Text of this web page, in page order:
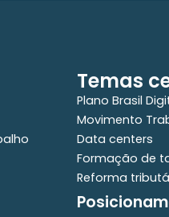
Temas
Plano Brasil
Movimento
Data centers
Formação de
Reforma